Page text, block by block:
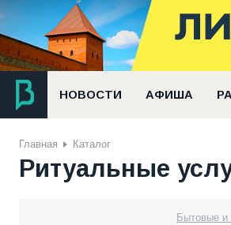
НОВОСТИ АФИША
Главная Каталог
Ритуальные
Бытовые и